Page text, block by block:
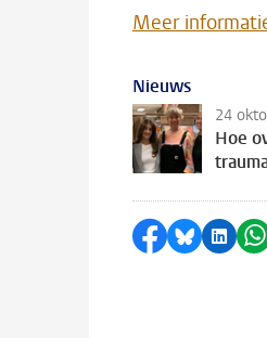
Meer
Nieuws
24
Hoe
Delen op
Delen via